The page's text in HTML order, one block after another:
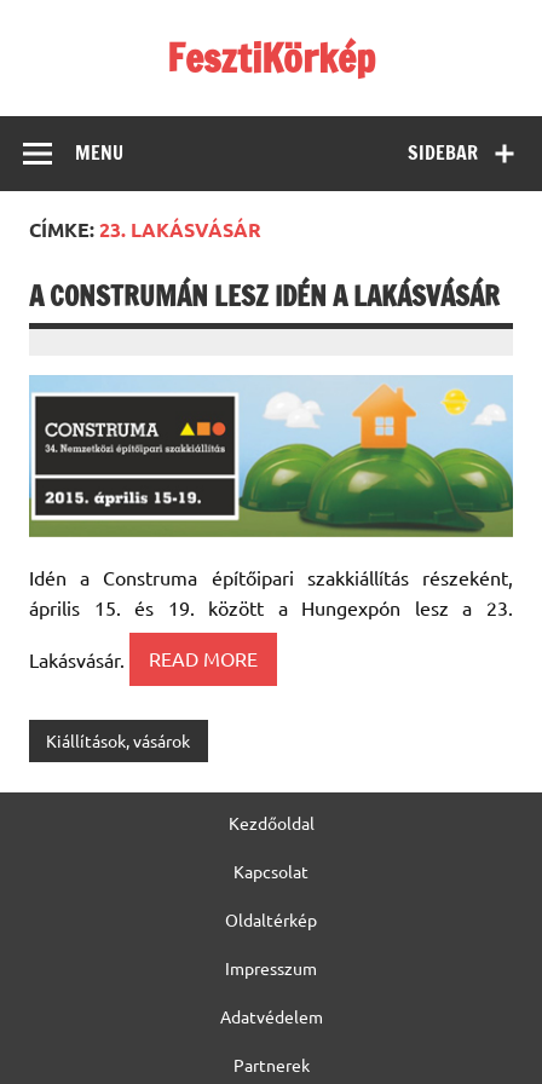
FesztiKörkép
SIDEBAR
MENU
CÍMKE:23. LAKÁSVÁSÁR
A CONSTRUMÁN LESZ IDÉN A LAKÁSVÁSÁR
Idén a Construma építőipari szakkiállítás részeként,
április 15. és 19. között a Hungexpón lesz a 23.
Lakásvásár. READ MORE
Kiállítások, vásárok
Kezdőoldal
Kapcsolat
Oldaltérkép
Impresszum
Adatvédelem
Partnerek